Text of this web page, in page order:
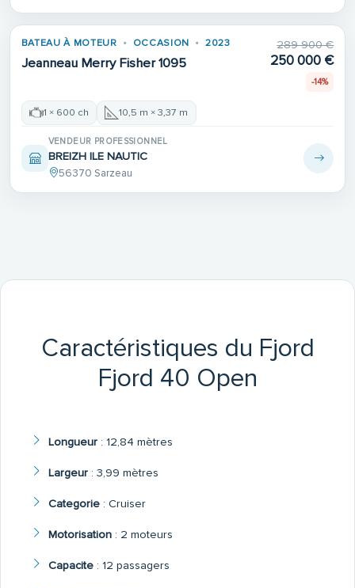
BATEAU À MOTEUR OCCASION 2023
Jeanneau Merry Fisher 1095
289 900 €
250 000 €
-14%
1 × 600 ch 10,5 m × 3,37 m
VENDEUR PROFESSIONNEL
BREIZH ILE NAUTIC
56370 Sarzeau
Caractéristiques du Fjord
Fjord 40 Open
Longueur: 12,84 mètres
Largeur: 3,99 mètres
Categorie: Cruiser
Motorisation: 2 moteurs
Capacite: 12 passagers